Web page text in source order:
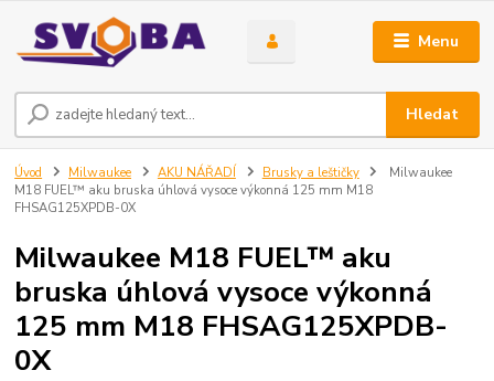
Menu
Hledat
Úvod Milwaukee AKU NÁŘADÍ Brusky a leštičky
Milwaukee
M18 FUEL™ aku bruska úhlová vysoce výkonná 125 mm M18
FHSAG125XPDB-0X
Milwaukee M18 FUEL™ aku
bruska úhlová vysoce výkonná
125 mm M18 FHSAG125XPDB-
0X